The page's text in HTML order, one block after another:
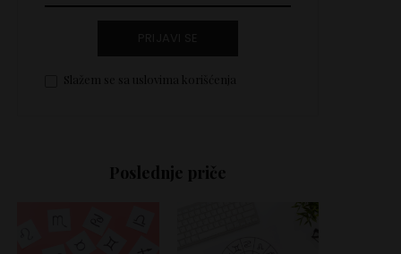
Slažem se sa uslovima korišćenja
Poslednje priče